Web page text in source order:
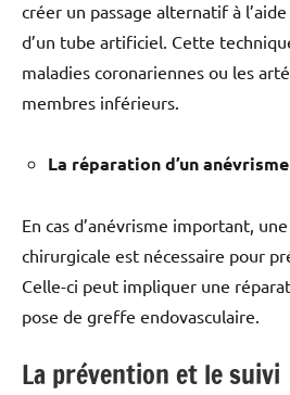
créer un passage alternatif à l’aide
d’un tube artificiel. Cette
maladies coronariennes ou les
membres inférieurs.
La réparation d’un anévrisme
En cas d’anévrisme important,
chirurgicale est nécessaire pour
Celle-ci peut impliquer une
pose de greffe endovasculaire.
La prévention et le suivi